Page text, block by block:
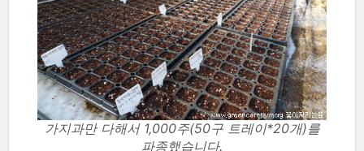
가지과만 다해서 1,000주(50구 트레이*20개)를
파종했습니다.